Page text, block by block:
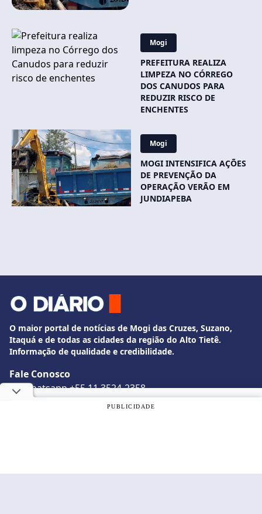
Mogi
PREFEITURA REALIZA
LIMPEZA NO CÓRREGO
DOS CANUDOS PARA
REDUZIR RISCO DE
ENCHENTES
Mogi
MOGI INTENSIFICA AÇÕES
DE PREVENÇÃO DA
OPERAÇÃO VERÃO EM
JUNDIAPEBA
O maior portal de notícias de Mogi das Cruzes, Suzano,
Itaquá e de todas as cidades da região do Alto Tietê.
Informação de qualidade e credibilidade.
Fale Conosco
whatsapp +55 11 3524-2358
diario@odiariodemogi.com.br
Utilizamos cookies, de acordo com a nossa
PUBLICIDADE